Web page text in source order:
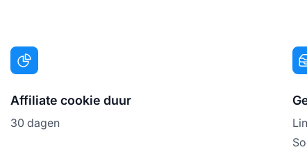
Affiliate cookie duur
30 dagen